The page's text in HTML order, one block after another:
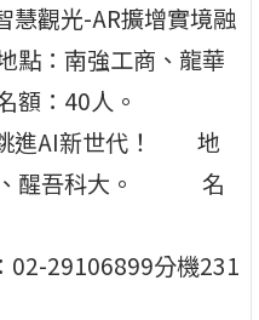
慧觀光-AR擴增實境融
：南強工商、龍華
：40人。
進AI新世代！ 地
、醒吾科大。 名
02-29106899分機231